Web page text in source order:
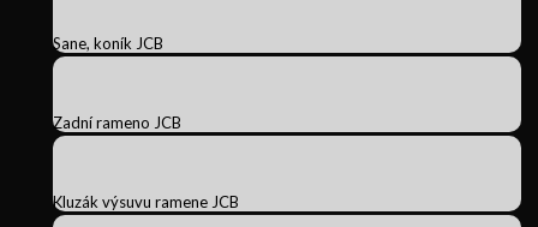
Sane, koník JCB
Zadní rameno JCB
Kluzák výsuvu ramene JCB